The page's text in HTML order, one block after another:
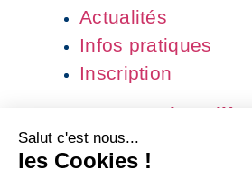
Actualités
Infos pratiques
Inscription
Contacter le collège
CONNEXION